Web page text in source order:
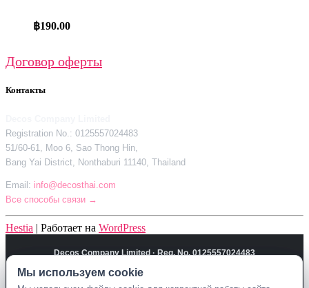
฿190.00
Договор оферты
Контакты
Registration No.: 0125557024483
51/60-61, Moo 6, Sao Thong Hin,
Bang Yai District, Nonthaburi 11140, Thailand
Email: info@decosthai.com
Все способы связи →
Hestia | Работает на WordPress
Decos Company Limited · Reg. No. 0125557024483
51/60-61, Moo 6, Sao Thong Hin, Bang Yai District, Nonthaburi 11140,
Мы используем cookie
Мы используем cookie